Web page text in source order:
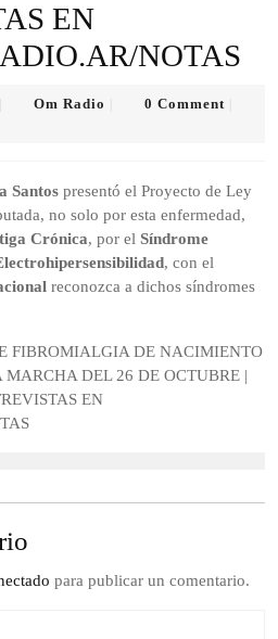
EN
NOTAS
Om Radio 0 Comment
Santos presentó el Proyecto de Ley
no solo por esta enfermedad,
Crónica, por el Síndrome
, con el
reconozca a dichos síndromes
para publicar un comentario.